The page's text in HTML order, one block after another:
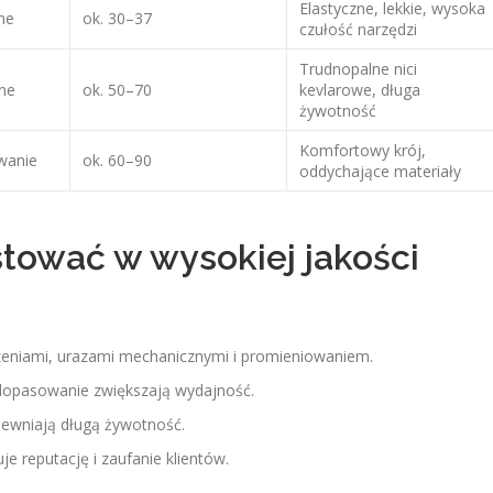
ok. 30–37
Elastyczne, lekkie, wysoka
czułość narzędzi
ok. 50–70
Trudnopalne nici
kevlarowe, długa
żywotność
ok. 60–90
Komfortowy krój,
oddychające materiały
w wysokiej jakości
urazami mechanicznymi i promieniowaniem.
zwiększają wydajność.
długą żywotność.
reputację i zaufanie klientów.